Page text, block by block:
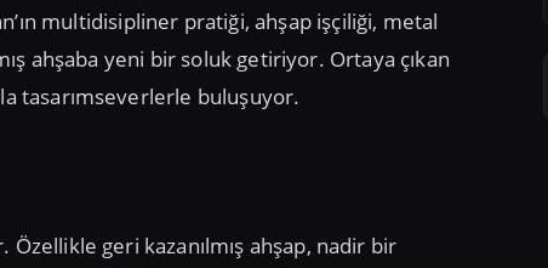
multidisipliner pratiği, ahşap işçiliği, metal
ahşaba yeni bir soluk getiriyor. Ortaya çıkan
tasarımseverlerle buluşuyor.
geri kazanılmış ahşap, nadir bir